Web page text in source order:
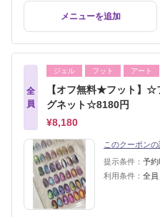
メニューを追加
全
員
ジェル フット アート
【オフ無料★フット】☆
グネット☆8180円
¥8,180
このクーポン
提示条件： 予約
利用条件： 全員